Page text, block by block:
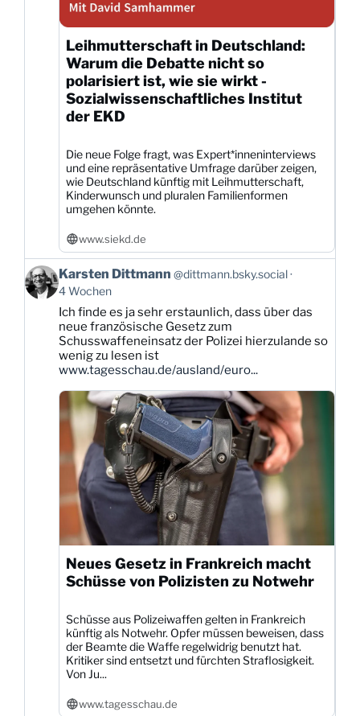
Leihmutterschaft in Deutschland:
Warum die Debatte nicht so
polarisiert ist, wie sie wirkt -
Sozialwissenschaftliches Institut
der EKD
Die neue Folge fragt, was Expert*inneninterviews
und eine repräsentative Umfrage darüber zeigen,
wie Deutschland künftig mit Leihmutterschaft,
Kinderwunsch und pluralen Familienformen
umgehen könnte.
www.siekd.de
Beitrag
von
Karsten
Dittmann
Bluesky
ansehen
Karsten Dittmann @dittmann.bsky.social
4 Wochen
Ich finde es ja sehr erstaunlich, dass über das
neue französische Gesetz zum
Schusswaffeneinsatz der Polizei hierzulande so
wenig zu lesen ist
www.tagesschau.de/ausland/euro...
Neues Gesetz in Frankreich macht
Schüsse von Polizisten zu Notwehr
Schüsse aus Polizeiwaffen gelten in Frankreich
künftig als Notwehr. Opfer müssen beweisen, dass
der Beamte die Waffe regelwidrig benutzt hat.
Kritiker sind entsetzt und fürchten Straflosigkeit.
Von Ju...
www.tagesschau.de